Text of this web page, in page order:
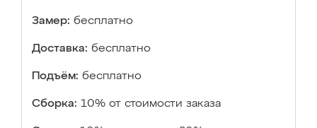
Замер: бесплатно
Доставка: бесплатно
Подъём: бесплатно
Сборка: 10% от стоимости заказа